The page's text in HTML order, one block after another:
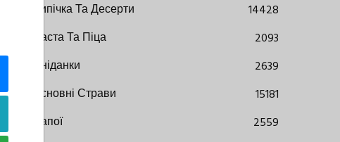
Випічка Та Десерти
14428
Паста Та Піца
2093
Сніданки
2639
Основні Страви
15181
Напої
2559